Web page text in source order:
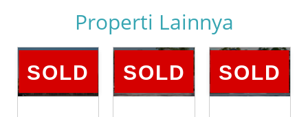
Properti Lainnya
SOLD SOLD SOLD